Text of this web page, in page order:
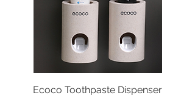
Ecoco Toothpaste Dispenser